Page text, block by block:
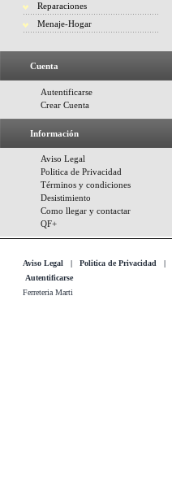
Reparaciones
Menaje-Hogar
Cuenta
Autentificarse
Crear Cuenta
Información
Aviso Legal
Politica de Privacidad
Términos y condiciones
Desistimiento
Como llegar y contactar
QF+
Aviso Legal | Politica de Privacidad |
Autentificarse
Ferreteria Marti